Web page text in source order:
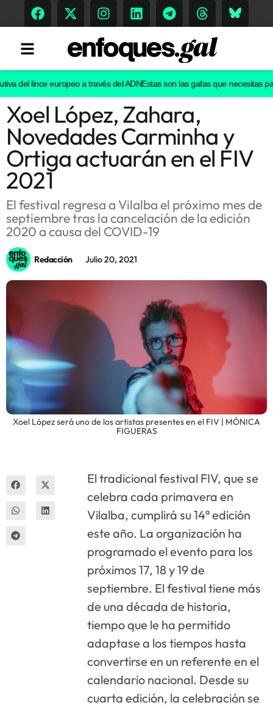
Tendencias
Memoria Histórica
Gastronomía
Escenarios
Sostenibilidad
del lince europeo a través del ADNEstas son las gafas que necesitas
Xoel López, Zahara,
Novedades Carminha y
Ortiga actuarán en el FIV
2021
El festival regresa a Vilalba el próximo mes de
septiembre tras la cancelación de la edición
2020 a causa del COVID-19
Redacción Julio 20, 2021
Xoel López será uno de los artistas presentes en el FIV | MÓNICA
FIGUERAS
El tradicional festival FIV, que se
celebra cada primavera en
Vilalba, cumplirá su 14ª edición
este año. La organización ha
programado el evento para los
próximos 17, 18 y 19 de
septiembre. El festival tiene más
de una década de historia,
tiempo que le ha permitido
adaptase a los tiempos hasta
convertirse en un referente en el
calendario nacional. Desde su
cuarta edición, la celebración se